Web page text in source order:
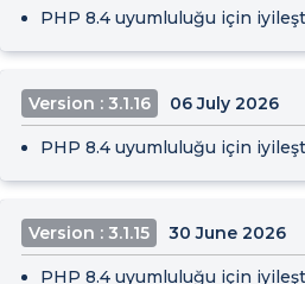
PHP 8.4 uyumluluğu için
Version : 3.1.16 06 July 2026
PHP 8.4 uyumluluğu için
Version : 3.1.15 30 June 2026
PHP 8.4 uyumluluğu için